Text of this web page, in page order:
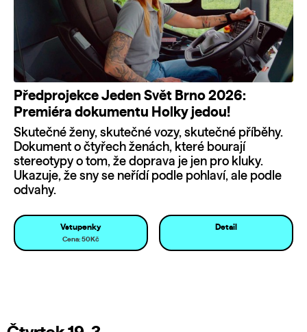
Předprojekce Jeden Svět Brno 2026:
Premiéra dokumentu Holky jedou!
Skutečné ženy, skutečné vozy, skutečné příběhy.
Dokument o čtyřech ženách, které bourají
stereotypy o tom, že doprava je jen pro kluky.
Ukazuje, že sny se neřídí podle pohlaví, ale podle
odvahy.
Vstupenky
Cena: 50Kč
Detail